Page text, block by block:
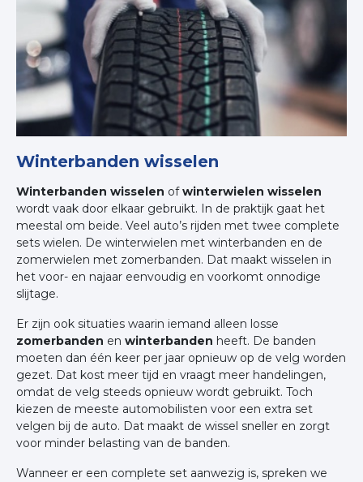
Winterbanden wisselen
Winterbanden wisselen ofwinterwielen wisselen
wordt vaak door elkaar gebruikt. In de praktijk gaat het
meestal om beide. Veel auto’s rijden met twee complete
sets wielen. De winterwielen met winterbanden en de
zomerwielen met zomerbanden. Dat maakt wisselen in
het voor- en najaar eenvoudig en voorkomt onnodige
slijtage.
Er zijn ook situaties waarin iemand alleen losse
zomerbanden en winterbanden heeft. De banden
moeten dan één keer per jaar opnieuw op de velg worden
gezet. Dat kost meer tijd en vraagt meer handelingen,
omdat de velg steeds opnieuw wordt gebruikt. Toch
kiezen de meeste automobilisten voor een extra set
velgen bij de auto. Dat maakt de wissel sneller en zorgt
voor minder belasting van de banden.
Wanneer er een complete set aanwezig is, spreken we